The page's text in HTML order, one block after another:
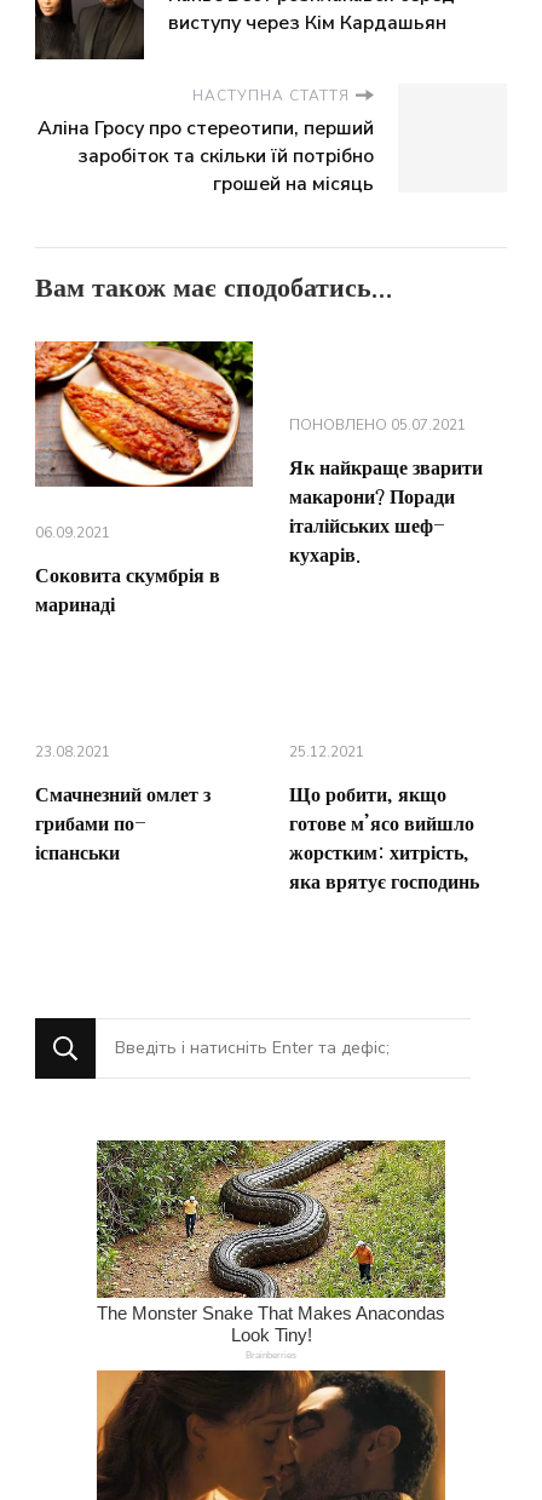
виступу через Кім Кардашьян
НАСТУПНА СТАТТЯ
Аліна Гросу про стереотипи, перший
заробіток та скільки їй потрібно
грошей на місяць
Вам також має сподобатись...
06.09.2021
Соковита скумбрія в
маринаді
ПОНОВЛЕНО 05.07.2021
Як найкраще зварити
макарони? Поради
італійських шеф-
кухарів.
23.08.2021
Смачнезний омлет з
грибами по-
іспанськи
25.12.2021
Що робити, якщо
готове м’ясо вийшло
жорстким: хитрість,
яка врятує господинь
Шукаєте
щось?